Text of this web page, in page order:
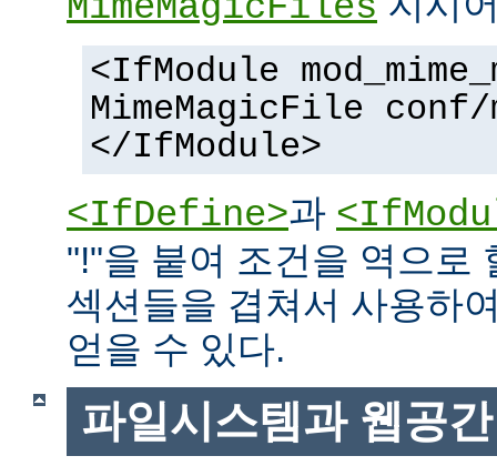
<IfModule
MimeMagicFile conf/
</IfModule>
<IfDefine>과
"!"을 붙여 조건을 역으로
섹션들을 겹쳐서 사용하
얻을 수 있다.
파일시스템과 웹공간